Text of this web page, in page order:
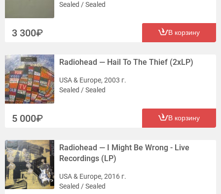
Sealed / Sealed
3 300 В корзину
Radiohead — Hail To The Thief (2xLP)
USA & Europe, 2003 г.
Sealed / Sealed
5 000 В корзину
Radiohead — I Might Be Wrong - Live
Recordings (LP)
USA & Europe, 2016 г.
Sealed / Sealed